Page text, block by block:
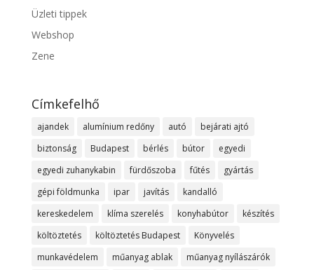
Üzleti tippek
Webshop
Zene
Címkefelhő
ajandek alumínium redőny autó
bejárati ajtó
biztonság
Budapest bérlés bútor
egyedi
egyedi zuhanykabin
fürdőszoba fűtés
gyártás
gépi földmunka
ipar javítás
kandalló
kereskedelem
klíma szerelés konyhabútor
készítés
költöztetés
költöztetés Budapest
Könyvelés
munkavédelem
műanyag ablak
műanyag nyílászárók